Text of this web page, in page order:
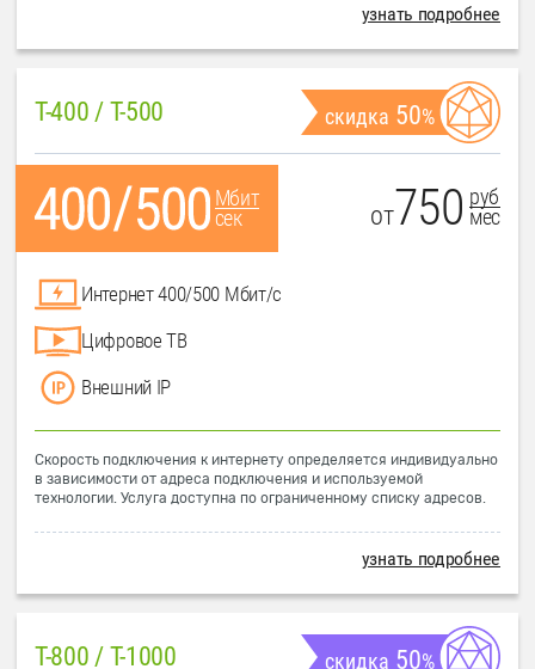
узнать подробнее
T-400 / T-500 скидка 50%
Мбит
сек
от750 руб
мес
Интернет 400/500 Мбит/с
Цифровое ТВ
Внешний IP
Скорость подключения к интернету определяется индивидуально
в зависимости от адреса подключения и используемой
технологии. Услуга доступна по ограниченному списку адресов.
узнать подробнее
T-800 / T-1000 скидка 50%